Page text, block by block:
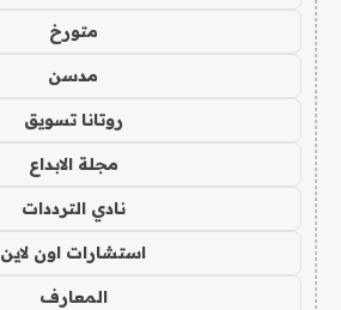
متورخ
مدسن
روتانا تسويق
مجلة الابداع
نادي الترددات
استشارات اون لاين
المعارف